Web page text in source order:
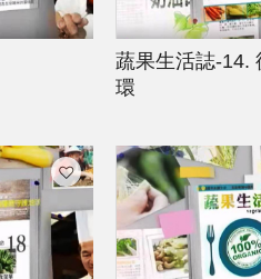
蔬果生活誌-14.
環